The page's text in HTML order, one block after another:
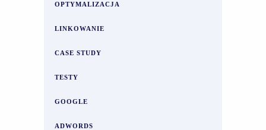
OPTYMALIZACJA
LINKOWANIE
CASE STUDY
TESTY
GOOGLE
ADWORDS